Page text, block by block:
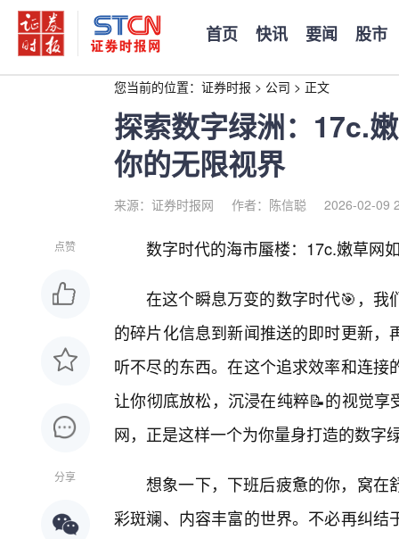
首页 快讯 要闻 股市
您当前的位置： 证券时报 > 公司 > 正文
探索数字绿洲：17c.
你的无限视界
来源：证券时报网 作者：陈信聪 2026-02-09
点赞
分享
数字时代的海市蜃楼：17c.嫩草网
在这个瞬息万变的数字时代🎯，我
的碎片化信息到新闻推送的即时更新
听不尽的东西。在这个追求效率和连
让你彻底放松，沉浸在纯粹📝的视觉
网，正是这样一个为你量身打造的数字
想象一下，下班后疲惫的你，窝在
彩斑斓、内容丰富的世界。不必再纠